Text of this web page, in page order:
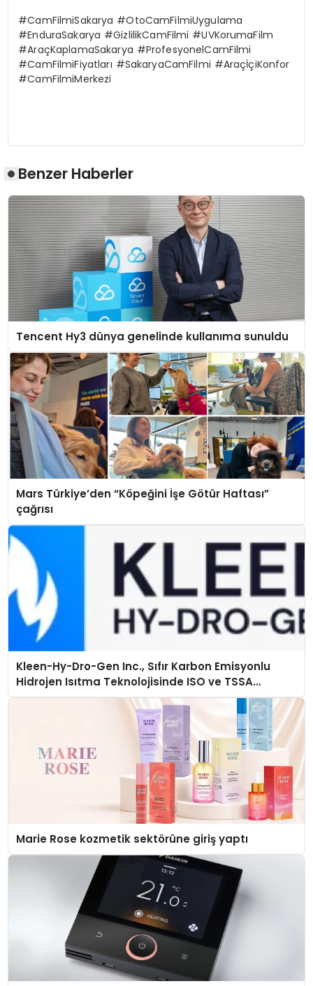
#CamFilmiSakarya #OtoCamFilmiUygulama
#EnduraSakarya #GizlilikCamFilmi #UVKorumaFilm
#AraçKaplamaSakarya #ProfesyonelCamFilmi
#CamFilmiFiyatları #SakaryaCamFilmi #AraçİçiKonfor
#CamFilmiMerkezi
Benzer Haberler
Tencent Hy3 dünya genelinde kullanıma sunuldu
Mars Türkiye’den “Köpeğini İşe Götür Haftası”
çağrısı
Kleen-Hy-Dro-Gen Inc., Sıfır Karbon Emisyonlu
Hidrojen Isıtma Teknolojisinde ISO ve TSSA
Düzenleyici Onaylarını Aldı
Marie Rose kozmetik sektörüne giriş yaptı